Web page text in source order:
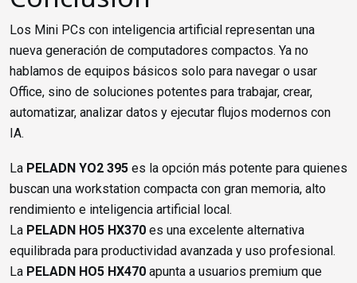
Los Mini PCs con inteligencia artificial representan una
nueva generación de computadores compactos. Ya no
hablamos de equipos básicos solo para navegar o usar
Office, sino de soluciones potentes para trabajar, crear,
automatizar, analizar datos y ejecutar flujos modernos con
IA.
La PELADN YO2 395 es la opción más potente para quienes
buscan una workstation compacta con gran memoria, alto
rendimiento e inteligencia artificial local.
La PELADN HO5 HX370 es una excelente alternativa
equilibrada para productividad avanzada y uso profesional.
La PELADN HO5 HX470 apunta a usuarios premium que